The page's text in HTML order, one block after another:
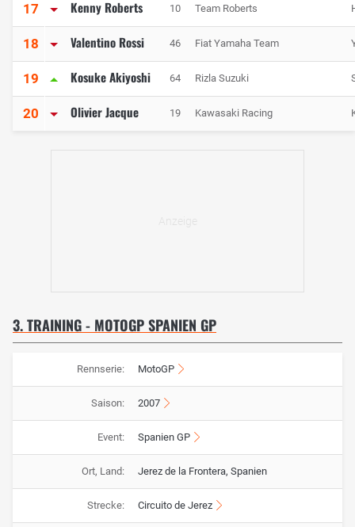
17 Kenny Roberts 10 Team Roberts
18 Valentino Rossi 46 Fiat Yamaha Team
19 Kosuke Akiyoshi 64 Rizla Suzuki
20 Olivier Jacque 19 Kawasaki Racing
3. TRAINING - MOTOGP SPANIEN GP
Rennserie: MotoGP
Saison: 2007
Event: Spanien GP
Ort, Land: Jerez de la Frontera, Spanien
Strecke: Circuito de Jerez